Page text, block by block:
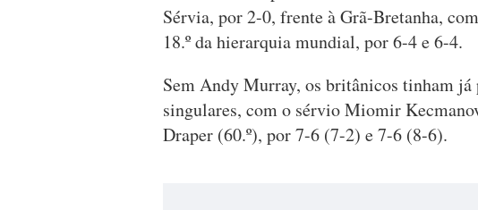
Sérvia, por 2-0, frente à Grã-Bretanha,
18.º da hierarquia mundial, por 6-4 e 6-4.
Sem Andy Murray, os britânicos tinham
singulares, com o sérvio Miomir
Draper (60.º), por 7-6 (7-2) e 7-6 (8-6).